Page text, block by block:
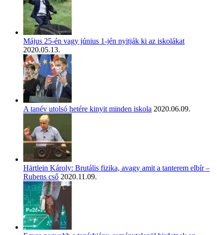
Május 25-én vagy június 1-jén nyitják ki az iskolákat
2020.05.13.
A tanév utolsó hetére kinyit minden iskola 2020.06.09.
Härtlein Károly: Brutális fizika, avagy amit a tanterem elbír –
Rubens cső 2020.11.09.